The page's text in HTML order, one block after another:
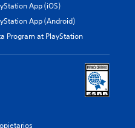
App (iOS)
App (Android)
Program at PlayStation